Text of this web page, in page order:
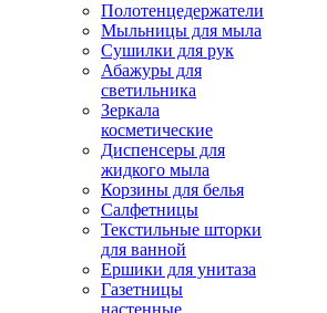
Полотенцедержатели
Мыльницы для мыла
Сушилки для рук
Абажуры для
светильника
Зеркала
косметические
Диспенсеры для
жидкого мыла
Корзины для белья
Салфетницы
Текстильные шторки
для ванной
Ершики для унитаза
Газетницы
настенные